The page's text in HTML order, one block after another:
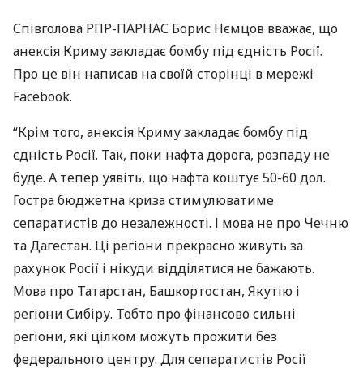
Співголова РПР-ПАРНАС Борис Нємцов вважає, що
анексія Криму закладає бомбу під єдність Росії.
Про це він написав на своїй сторінці в мережі
Facebook.
“Крім того, анексія Криму закладає бомбу під
єдність Росії. Так, поки нафта дорога, розпаду не
буде. А тепер уявіть, що нафта коштує 50-60 дол.
Гостра бюджетна криза стимулюватиме
сепаратистів до незалежності. І мова не про Чечню
та Дагестан. Ці регіони прекрасно живуть за
рахунок Росії і нікуди відділятися не бажають.
Мова про Татарстан, Башкортостан, Якутію і
регіони Сибіру. Тобто про фінансово сильні
регіони, які цілком можуть прожити без
федерального центру. Для сепаратистів Росії